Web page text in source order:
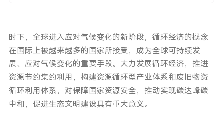
时下，全球进入应对气候变化的新阶段，循环经济的概念
在国际上被越来越多的国家所接受，成为全球可持续发
展、应对气候变化的重要手段。大力发展循环经济，推进
资源节约集约利用，构建资源循环型产业体系和废旧物资
循环利用体系，对保障国家资源安全，推动实现碳达峰碳
中和，促进生态文明建设具有重大意义。